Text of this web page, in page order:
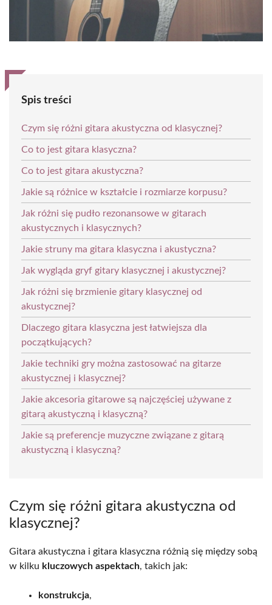
Spis treści
Czym się różni gitara akustyczna od klasycznej?
Co to jest gitara klasyczna?
Co to jest gitara akustyczna?
Jakie są różnice w kształcie i rozmiarze korpusu?
Jak różni się pudło rezonansowe w gitarach
akustycznych i klasycznych?
Jakie struny ma gitara klasyczna i akustyczna?
Jak wygląda gryf gitary klasycznej i akustycznej?
Jak różni się brzmienie gitary klasycznej od
akustycznej?
Dlaczego gitara klasyczna jest łatwiejsza dla
początkujących?
Jakie techniki gry można zastosować na gitarze
akustycznej i klasycznej?
Jakie akcesoria gitarowe są najczęściej używane z
gitarą akustyczną i klasyczną?
Jakie są preferencje muzyczne związane z gitarą
akustyczną i klasyczną?
Czym się różni gitara akustyczna od
klasycznej?
Gitara akustyczna i gitara klasyczna różnią się między sobą
w kilku kluczowych aspektach, takich jak:
konstrukcja,